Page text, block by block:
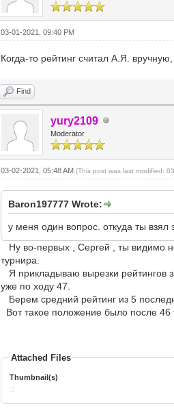
03-01-2021, 09:40 PM
Когда-то рейтинг считал А.Я.
Find
yury2109
Moderator
03-02-2021, 05:48 AM(This post was last modified:
Baron197777 Wrote:
у меня один вопрос. откуда ты взял
Ну во-первых , Сергей , ты видимо
турнира.
Я прикладываю вырезки рейтингов
уже по ходу 47.
Берем средний рейтинг из 5
Вот такое положение было после 46
Attached Files
Thumbnail(s)